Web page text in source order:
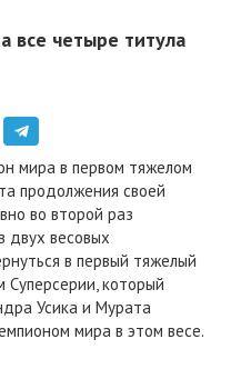
все четыре титула
мира в первом тяжелом
продолжения своей
во второй раз
двух весовых
в первый тяжелый
Суперсерии, который
Усика и Мурата
мира в этом весе.